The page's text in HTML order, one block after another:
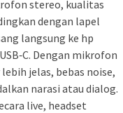
stereo, kualitas
dengan lapel
langsung ke hp
Dengan mikrofon
jelas, bebas noise,
narasi atau dialog.
live, headset